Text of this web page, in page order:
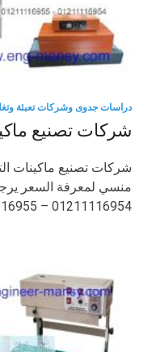
دراسات جدوى وشركات تعبئة
شركات تصنيع
شركات تصنيع ماكينات
منسي لمعرفة السعر
01211116954 – 01211116955 – …